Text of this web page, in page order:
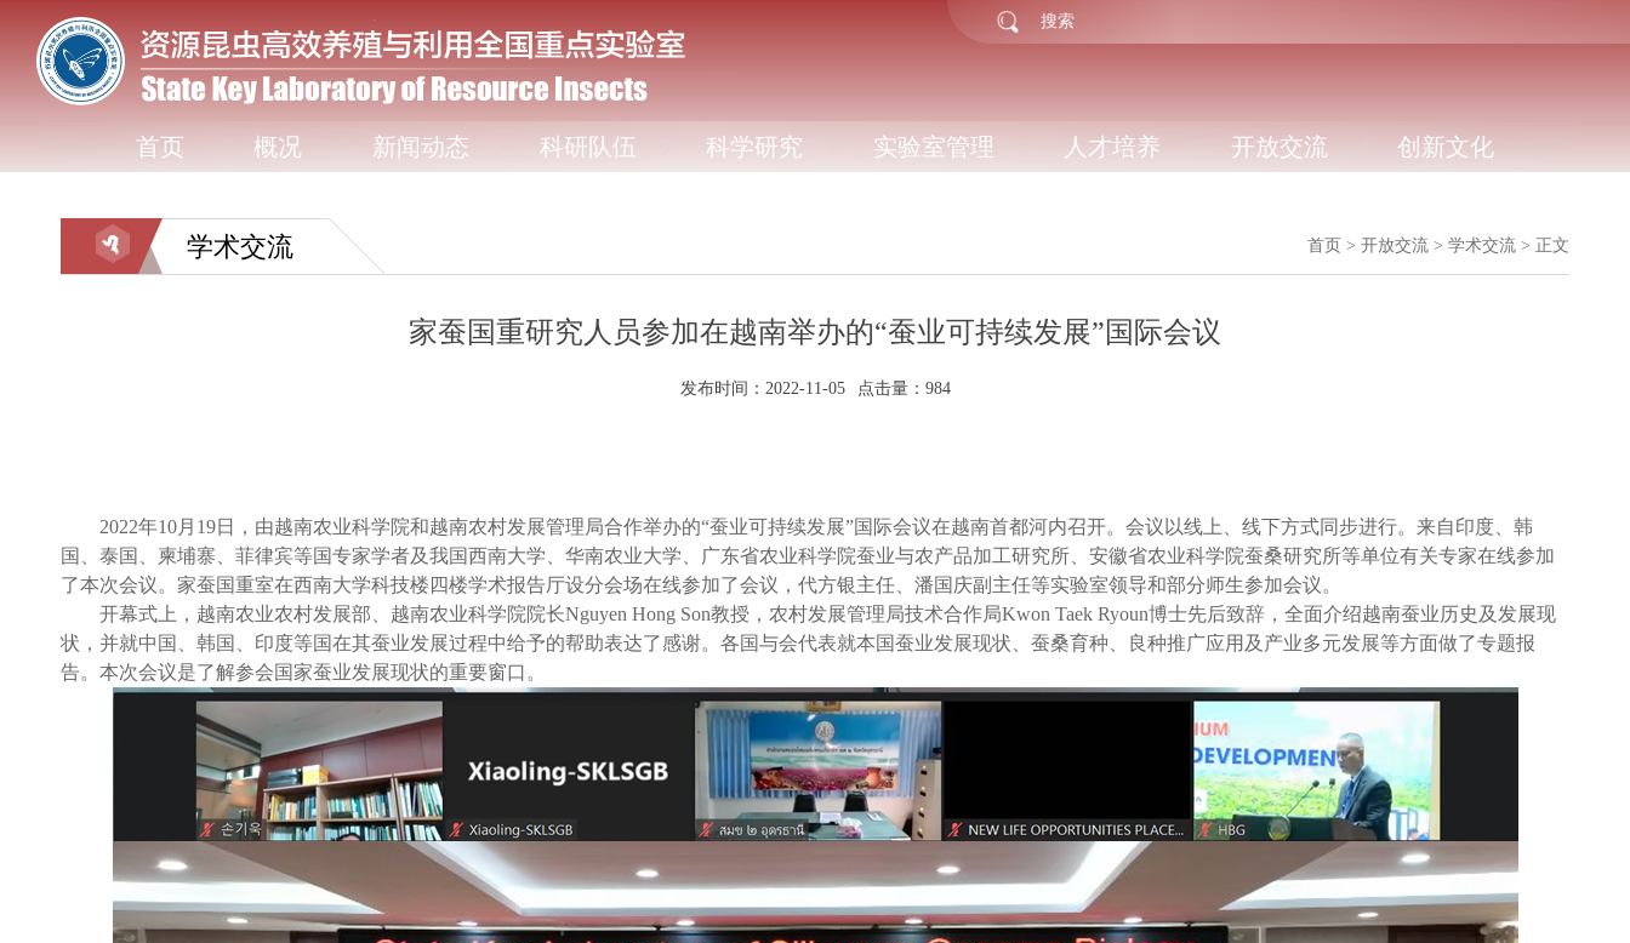
首页 概况 新闻动态 科研队伍 科学研究 实验室管理 人才培养 开放交流 创新文化
学术交流 首页 > 开放交流 > 学术交流 > 正文
家蚕国重研究人员参加在越南举办的“蚕业可持续发展”国际会议
发布时间：2022-11-05 点击量： 984
2022年10月 19日，由越南农业科学院和越南农村发展管理局合作举办的“蚕业可持续发展”国际会议在越南首都河内召开。会议以线上、线下方式同步进行。来自印度、韩
国、泰国、柬埔寨、菲律宾等国专家学者及我国西南大学、华南农业大学、广东省农业科学院蚕业与农产品加工研究所、安徽省农业科学院蚕桑研究所等单位有关专家在线参加
了本次会议。家蚕国重室在西南大学科技楼四楼学术报告厅设分会场在线参加了会议，代方银主任、潘国庆副主任等实验室领导和部分师生参加会议。
开幕式上，越南农业农村发展部、越南农业科学院院长Nguyen Hong Son教授，农村发展管理局技术合作局Kwon Taek Ryoun博士先后致辞，全面介绍越南蚕业历史及发展现
状，并就中国、韩国、印度等国在其蚕业发展过程中给予的帮助表达了感谢。各国与会代表就本国蚕业发展现状、蚕桑育种、良种推广应用及产业多元发展等方面做了专题报
告。本次会议是了解参会国家蚕业发展现状的重要窗口。